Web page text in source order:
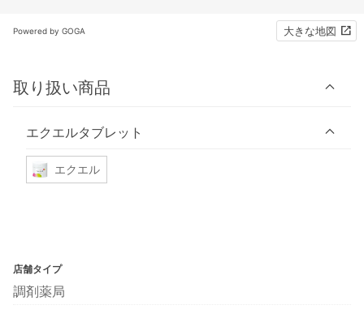
Powered by GOGA 大きな地図
取り扱い商品
エクエルタブレット
エクエル
店舗タイプ
調剤薬局